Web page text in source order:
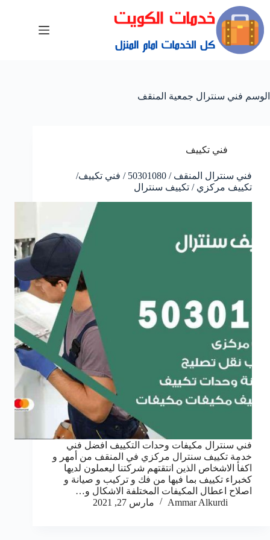
الوسم فني سنترال جمعية المنقف
فني تكييف
فني سنترال المنقف / 50301080 / فني تكييف/
تكييف مركزي / تكييف سنترال
فني سنترال مكيفات وحدات التكييف افضل فني
خدمة تكييف سنترال مركزي في المنقف من أمهر و
اكفأ الاشخاص الذين انتقتهم شركتنا ليعملون لديها
كخبراء تكييف بما فيها من فك و تركيب و صيانة و
اصلاح اعطال المكيفات المختلفة الاشكال و…
Ammar Alkurdi
مارس 27, 2021